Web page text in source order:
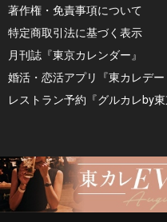
著作権・免責事項について
特定商取引法に基づく表示
月刊誌『東京カレンダー』
婚活・恋活アプリ『東カレデー
レストラン予約『グルカレby東